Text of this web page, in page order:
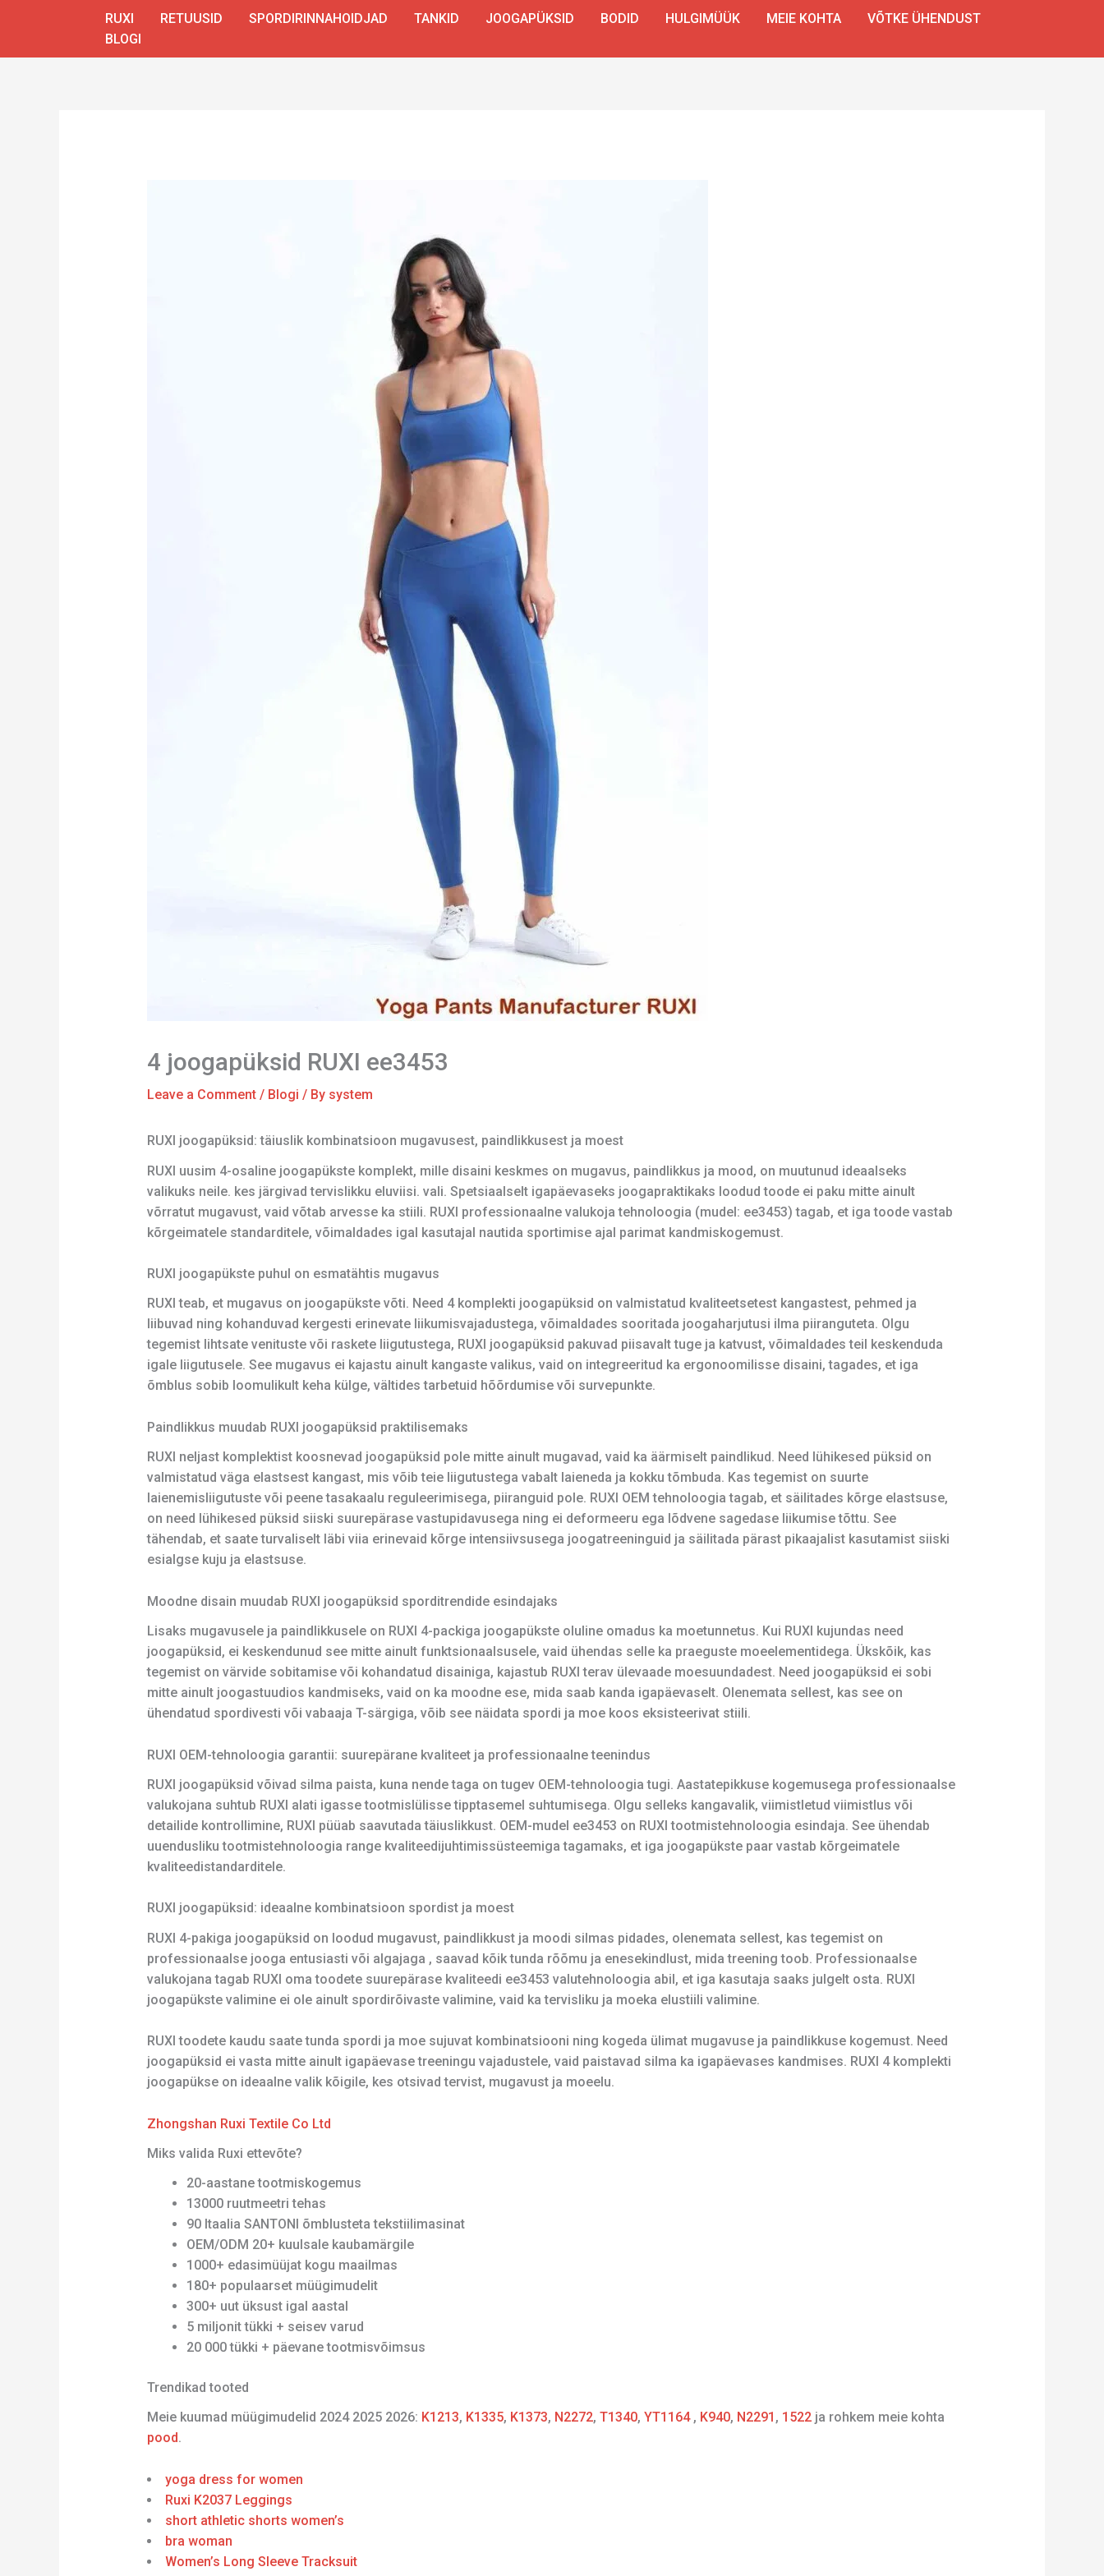
RUXI RETUUSID SPORDIRINNAHOIDJAD TANKID JOOGAPÜKSID BODID HULGIMÜÜK MEIE KOHTA
VÕTKE ÜHENDUST
BLOGI
4 joogapüksid RUXI ee3453
Leave a Comment / Blogi / By system
RUXI joogapüksid: täiuslik kombinatsioon mugavusest, paindlikkusest ja moest
RUXI uusim 4-osaline joogapükste komplekt, mille disaini keskmes on mugavus, paindlikkus ja mood, on muutunud ideaalseks
valikuks neile. kes järgivad tervislikku eluviisi. vali. Spetsiaalselt igapäevaseks joogapraktikaks loodud toode ei paku mitte ainult
võrratut mugavust, vaid võtab arvesse ka stiili. RUXI professionaalne valukoja tehnoloogia (mudel: ee3453) tagab, et iga toode vastab
kõrgeimatele standarditele, võimaldades igal kasutajal nautida sportimise ajal parimat kandmiskogemust.
RUXI joogapükste puhul on esmatähtis mugavus
RUXI teab, et mugavus on joogapükste võti. Need 4 komplekti joogapüksid on valmistatud kvaliteetsetest kangastest, pehmed ja
liibuvad ning kohanduvad kergesti erinevate liikumisvajadustega, võimaldades sooritada joogaharjutusi ilma piiranguteta. Olgu
tegemist lihtsate venituste või raskete liigutustega, RUXI joogapüksid pakuvad piisavalt tuge ja katvust, võimaldades teil keskenduda
igale liigutusele. See mugavus ei kajastu ainult kangaste valikus, vaid on integreeritud ka ergonoomilisse disaini, tagades, et iga
õmblus sobib loomulikult keha külge, vältides tarbetuid hõõrdumise või survepunkte.
Paindlikkus muudab RUXI joogapüksid praktilisemaks
RUXI neljast komplektist koosnevad joogapüksid pole mitte ainult mugavad, vaid ka äärmiselt paindlikud. Need lühikesed püksid on
valmistatud väga elastsest kangast, mis võib teie liigutustega vabalt laieneda ja kokku tõmbuda. Kas tegemist on suurte
laienemisliigutuste või peene tasakaalu reguleerimisega, piiranguid pole. RUXI OEM tehnoloogia tagab, et säilitades kõrge elastsuse,
on need lühikesed püksid siiski suurepärase vastupidavusega ning ei deformeeru ega lõdvene sagedase liikumise tõttu. See
tähendab, et saate turvaliselt läbi viia erinevaid kõrge intensiivsusega joogatreeninguid ja säilitada pärast pikaajalist kasutamist siiski
esialgse kuju ja elastsuse.
Moodne disain muudab RUXI joogapüksid sporditrendide esindajaks
Lisaks mugavusele ja paindlikkusele on RUXI 4-packiga joogapükste oluline omadus ka moetunnetus. Kui RUXI kujundas need
joogapüksid, ei keskendunud see mitte ainult funktsionaalsusele, vaid ühendas selle ka praeguste moeelementidega. Ükskõik, kas
tegemist on värvide sobitamise või kohandatud disainiga, kajastub RUXI terav ülevaade moesuundadest. Need joogapüksid ei sobi
mitte ainult joogastuudios kandmiseks, vaid on ka moodne ese, mida saab kanda igapäevaselt. Olenemata sellest, kas see on
ühendatud spordivesti või vabaaja T-särgiga, võib see näidata spordi ja moe koos eksisteerivat stiili.
RUXI OEM-tehnoloogia garantii: suurepärane kvaliteet ja professionaalne teenindus
RUXI joogapüksid võivad silma paista, kuna nende taga on tugev OEM-tehnoloogia tugi. Aastatepikkuse kogemusega professionaalse
valukojana suhtub RUXI alati igasse tootmislülisse tipptasemel suhtumisega. Olgu selleks kangavalik, viimistletud viimistlus või
detailide kontrollimine, RUXI püüab saavutada täiuslikkust. OEM-mudel ee3453 on RUXI tootmistehnoloogia esindaja. See ühendab
uuendusliku tootmistehnoloogia range kvaliteedijuhtimissüsteemiga tagamaks, et iga joogapükste paar vastab kõrgeimatele
kvaliteedistandarditele.
RUXI joogapüksid: ideaalne kombinatsioon spordist ja moest
RUXI 4-pakiga joogapüksid on loodud mugavust, paindlikkust ja moodi silmas pidades, olenemata sellest, kas tegemist on
professionaalse jooga entusiasti või algajaga , saavad kõik tunda rõõmu ja enesekindlust, mida treening toob. Professionaalse
valukojana tagab RUXI oma toodete suurepärase kvaliteedi ee3453 valutehnoloogia abil, et iga kasutaja saaks julgelt osta. RUXI
joogapükste valimine ei ole ainult spordirõivaste valimine, vaid ka tervisliku ja moeka elustiili valimine.
RUXI toodete kaudu saate tunda spordi ja moe sujuvat kombinatsiooni ning kogeda ülimat mugavuse ja paindlikkuse kogemust. Need
joogapüksid ei vasta mitte ainult igapäevase treeningu vajadustele, vaid paistavad silma ka igapäevases kandmises. RUXI 4 komplekti
joogapükse on ideaalne valik kõigile, kes otsivad tervist, mugavust ja moeelu.
Zhongshan Ruxi Textile Co Ltd
Miks valida Ruxi ettevõte?
20-aastane tootmiskogemus
13000 ruutmeetri tehas
90 Itaalia SANTONI õmblusteta tekstiilimasinat
OEM/ODM 20+ kuulsale kaubamärgile
1000+ edasimüüjat kogu maailmas
180+ populaarset müügimudelit
300+ uut üksust igal aastal
5 miljonit tükki + seisev varud
20 000 tükki + päevane tootmisvõimsus
Trendikad tooted
Meie kuumad müügimudelid 2024 2025 2026: K1213, K1335, K1373, N2272, T1340, YT1164, K940, N2291 , 1522 ja rohkem meie kohta
pood.
yoga dress for women
Ruxi K2037 Leggings
short athletic shorts women’s
bra woman
Women’s Long Sleeve Tracksuit